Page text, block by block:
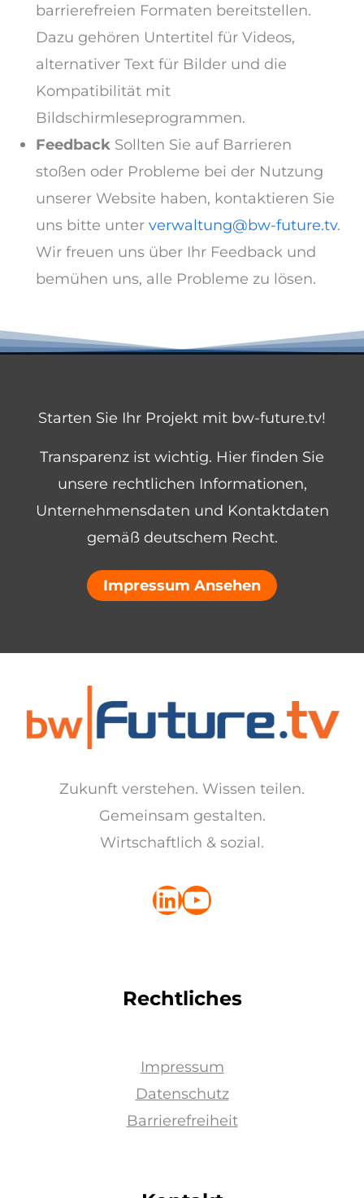
barrierefreien Formaten bereitstellen.
Dazu gehören Untertitel für Videos,
alternativer Text für Bilder und die
Kompatibilität mit
Bildschirmleseprogrammen.
Feedback Sollten Sie auf Barrieren
stoßen oder Probleme bei der Nutzung
unserer Website haben, kontaktieren Sie
uns bitte unter verwaltung@bw-future.tv.
Wir freuen uns über Ihr Feedback und
bemühen uns, alle Probleme zu lösen.
Starten Sie Ihr Projekt mit bw-future.tv!
Transparenz ist wichtig. Hier finden Sie
unsere rechtlichen Informationen,
Unternehmensdaten und Kontaktdaten
gemäß deutschem Recht.
Impressum Ansehen
Zukunft verstehen. Wissen teilen.
Gemeinsam gestalten.
Wirtschaftlich & sozial.
LinkedIn
YouTube
Rechtliches
Impressum
Datenschutz
Barrierefreiheit